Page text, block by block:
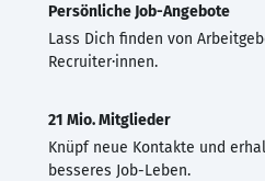
Persönliche Job-Angebote
Lass Dich finden von
Recruiter·innen.
21 Mio. Mitglieder
Knüpf neue Kontakte und
besseres Job-Leben.